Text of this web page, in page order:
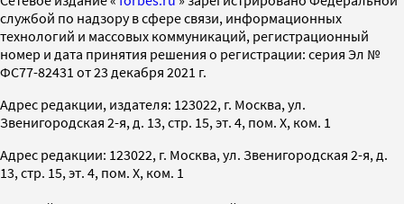
службой по надзору в сфере связи, информационных
технологий и массовых коммуникаций, регистрационный
номер и дата принятия решения о регистрации: серия Эл №
ФС77-82431 от 23 декабря 2021 г.
Адрес редакции, издателя: 123022, г. Москва, ул.
Звенигородская 2-я, д. 13, стр. 15, эт. 4, пом. X, ком. 1
Адрес редакции: 123022, г. Москва, ул. Звенигородская 2-я, д.
13, стр. 15, эт. 4, пом. X, ком. 1